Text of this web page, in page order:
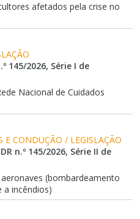
afetados pela crise no
145/2026, Série I de
Nacional de Cuidados
E CONDUÇÃO / LEGISLAÇÃO
n.º 145/2026, Série II de
(bombardeamento
incêndios)